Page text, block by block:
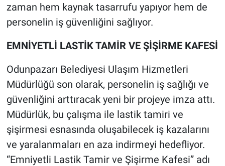
zaman hem kaynak tasarrufu yapıyor hem de
personelin iş güvenliğini sağlıyor.
EMNİYETLİ LASTİK TAMİR VE ŞİŞİRME KAFESİ
Odunpazarı Belediyesi Ulaşım Hizmetleri
Müdürlüğü son olarak, personelin iş sağlığı ve
güvenliğini arttıracak yeni bir projeye imza attı.
Müdürlük, bu çalışma ile lastik tamiri ve
şişirmesi esnasında oluşabilecek iş kazalarını
ve yaralanmaları en aza indirmeyi hedefliyor.
“Emniyetli Lastik Tamir ve Şişirme Kafesi” adı